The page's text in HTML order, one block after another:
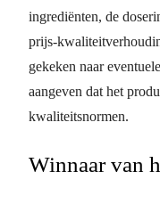
ingrediënten, de
prijs-
gekeken naar
aangeven dat het
kwaliteitsnormen.
Winnaar van